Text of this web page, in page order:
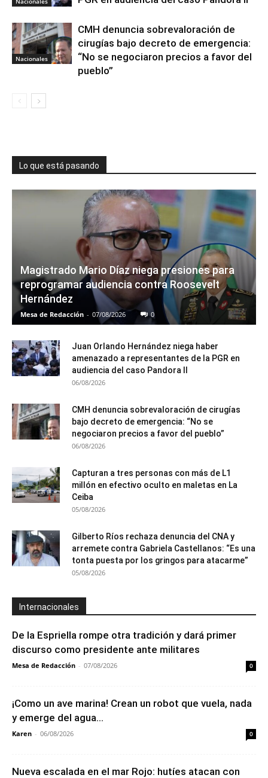
Nacionales
CMH denuncia sobrevaloración de
cirugías bajo decreto de emergencia:
“No se negociaron precios a favor del
pueblo”
Lo que está pasando
Magistrado Mario Díaz niega presiones para
reprogramar audiencia contra Roosevelt
Hernández
Mesa de Redacción - 07/08/2026 0
Juan Orlando Hernández niega haber
amenazado a representantes de la PGR en
audiencia del caso Pandora II
06/08/2026
CMH denuncia sobrevaloración de cirugías
bajo decreto de emergencia: “No se
negociaron precios a favor del pueblo”
06/08/2026
Capturan a tres personas con más de L1
millón en efectivo oculto en maletas en La
Ceiba
05/08/2026
Gilberto Ríos rechaza denuncia del CNA y
arremete contra Gabriela Castellanos: “Es una
tonta puesta por los gringos para atacarme”
05/08/2026
Internacionales
De la Espriella rompe otra tradición y dará primer
discurso como presidente ante militares
Mesa de Redacción - 07/08/2026 0
¡Como un ave marina! Crean un robot que vuela, nada
y emerge del agua...
Karen - 06/08/2026 0
Nueva escalada en el mar Rojo: hutíes atacan con